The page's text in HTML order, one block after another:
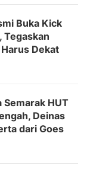
Buka Kick
Tegaskan
Dekat
Semarak HUT
Deinas
dari Goes